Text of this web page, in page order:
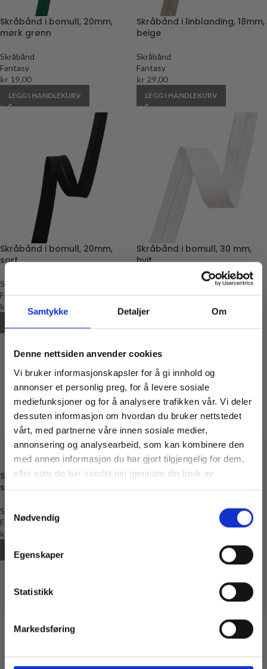
Samtykke Detaljer Om
Denne nettsiden anvender cookies
Vi bruker informasjonskapsler for å gi innhold og
annonser et personlig preg, for å levere sosiale
mediefunksjoner og for å analysere trafikken vår. Vi deler
dessuten informasjon om hvordan du bruker nettstedet
vårt, med partnerne våre innen sosiale medier,
annonsering og analysearbeid, som kan kombinere den
med annen informasjon du har gjort tilgjengelig for dem,
eller som de har samlet inn gjennom din bruk av
tjenestene deres.
Nødvendig
Egenskaper
Statistikk
Markedsføring
Skråbånd i bomull, 20mm,
mørk grønn
Skråbånd
Fantasy
kr 19,00
LEGG I HANDLEKURV
Skråbånd i linblanding, 18mm,
beige
Skråbånd
Fantasy
kr 29,00
LEGG I HANDLEKURV
Skråbånd i bomull, 20mm,
sort
Skråbånd
Fantasy
kr
19,00
Skråbånd i bomull, 30 mm,
hvit
Fantasy
kr
Skråbånd i bomull, 30 mm,
sort
Skråbånd
Fantasy
kr
LEGG I HANDLEKURV
Skråbånd i bomull, 20mm,
mørk blå
Vil du ha
10% rabatt
Email